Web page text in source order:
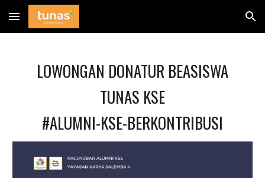
Skip to main content Skip to navigation
LOWONGAN DONATUR BEASISWA
TUNAS KSE
#ALUMNI-KSE-BERKONTRIBUSI